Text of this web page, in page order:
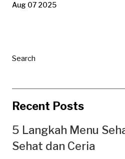
Aug 07 2025
Search
Recent Posts
5 Langkah Menu
Sehat dan Ceria